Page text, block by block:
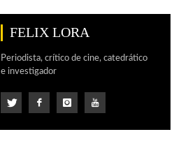
FELIX LORA
Periodista, crítico de cine, catedrático
e investigador